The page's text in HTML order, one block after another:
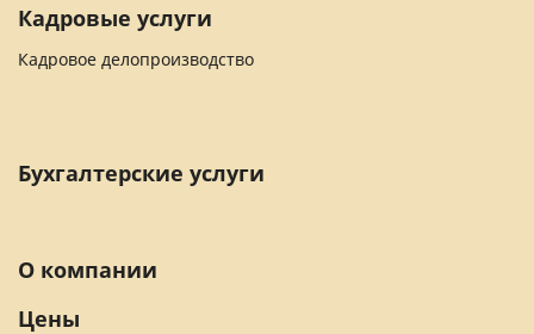
Кадровые услуги
Кадровое делопроизводство
Бухгалтерские услуги
О компании
Цены